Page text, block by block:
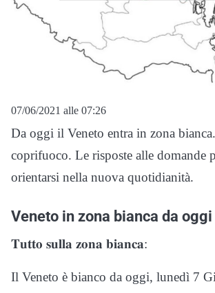
07/06/2021 alle 07:26
Da oggi il Veneto entra in zona
coprifuoco. Le risposte alle domande
orientarsi nella nuova quotidianità.
Veneto in zona bianca da oggi
𝐓𝐮𝐭𝐭𝐨 𝐬𝐮𝐥𝐥𝐚 𝐳𝐨𝐧𝐚 𝐛𝐢𝐚𝐧𝐜𝐚:
Il Veneto è bianco da oggi, lunedì 7